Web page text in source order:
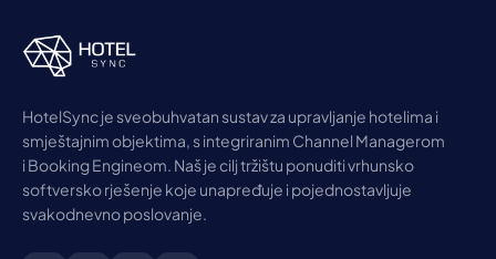
HotelSync je sveobuhvatan sustav za upravljanje hotelima i
smještajnim objektima, s integriranim Channel Managerom
i Booking Engineom. Naš je cilj tržištu ponuditi vrhunsko
softversko rješenje koje unapređuje i pojednostavljuje
svakodnevno poslovanje.